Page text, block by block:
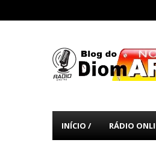
INÍCIO / RÁDIO